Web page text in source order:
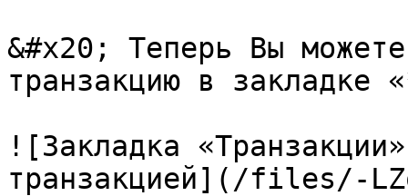
&#x20; Теперь Вы
транзакцию в закладке
![Закладка
транзакцией](/files/-